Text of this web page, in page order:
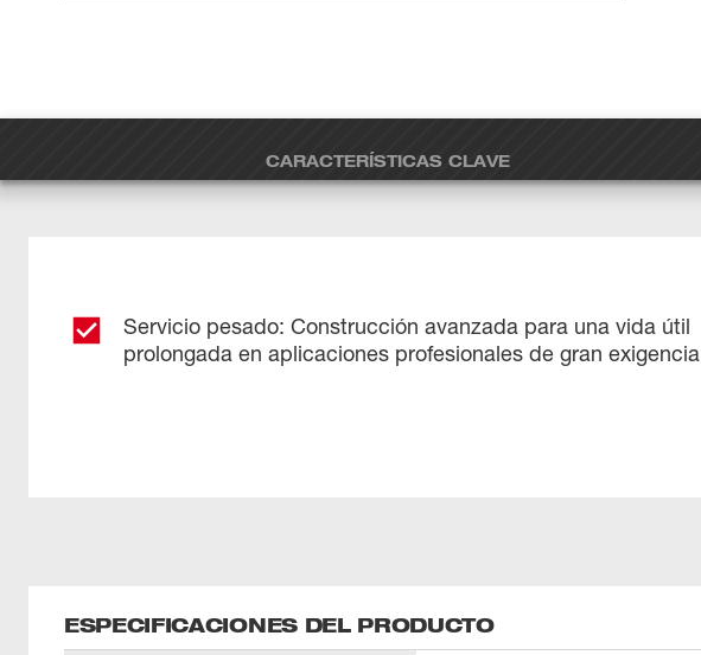
CARACTERÍSTICAS CLAVE
Servicio pesado: Construcción avanzada para una vida útil
prolongada en aplicaciones profesionales de gran exigencia
ESPECIFICACIONES DEL PRODUCTO